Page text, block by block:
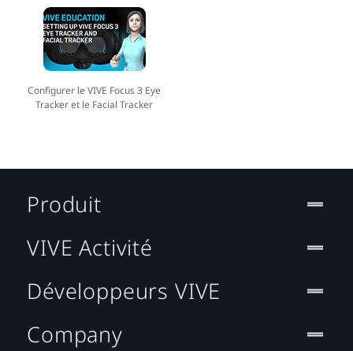
Configurer le VIVE Focus 3 Eye
Tracker et le Facial Tracker
Produit
VIVE Activité
Développeurs VIVE
Company